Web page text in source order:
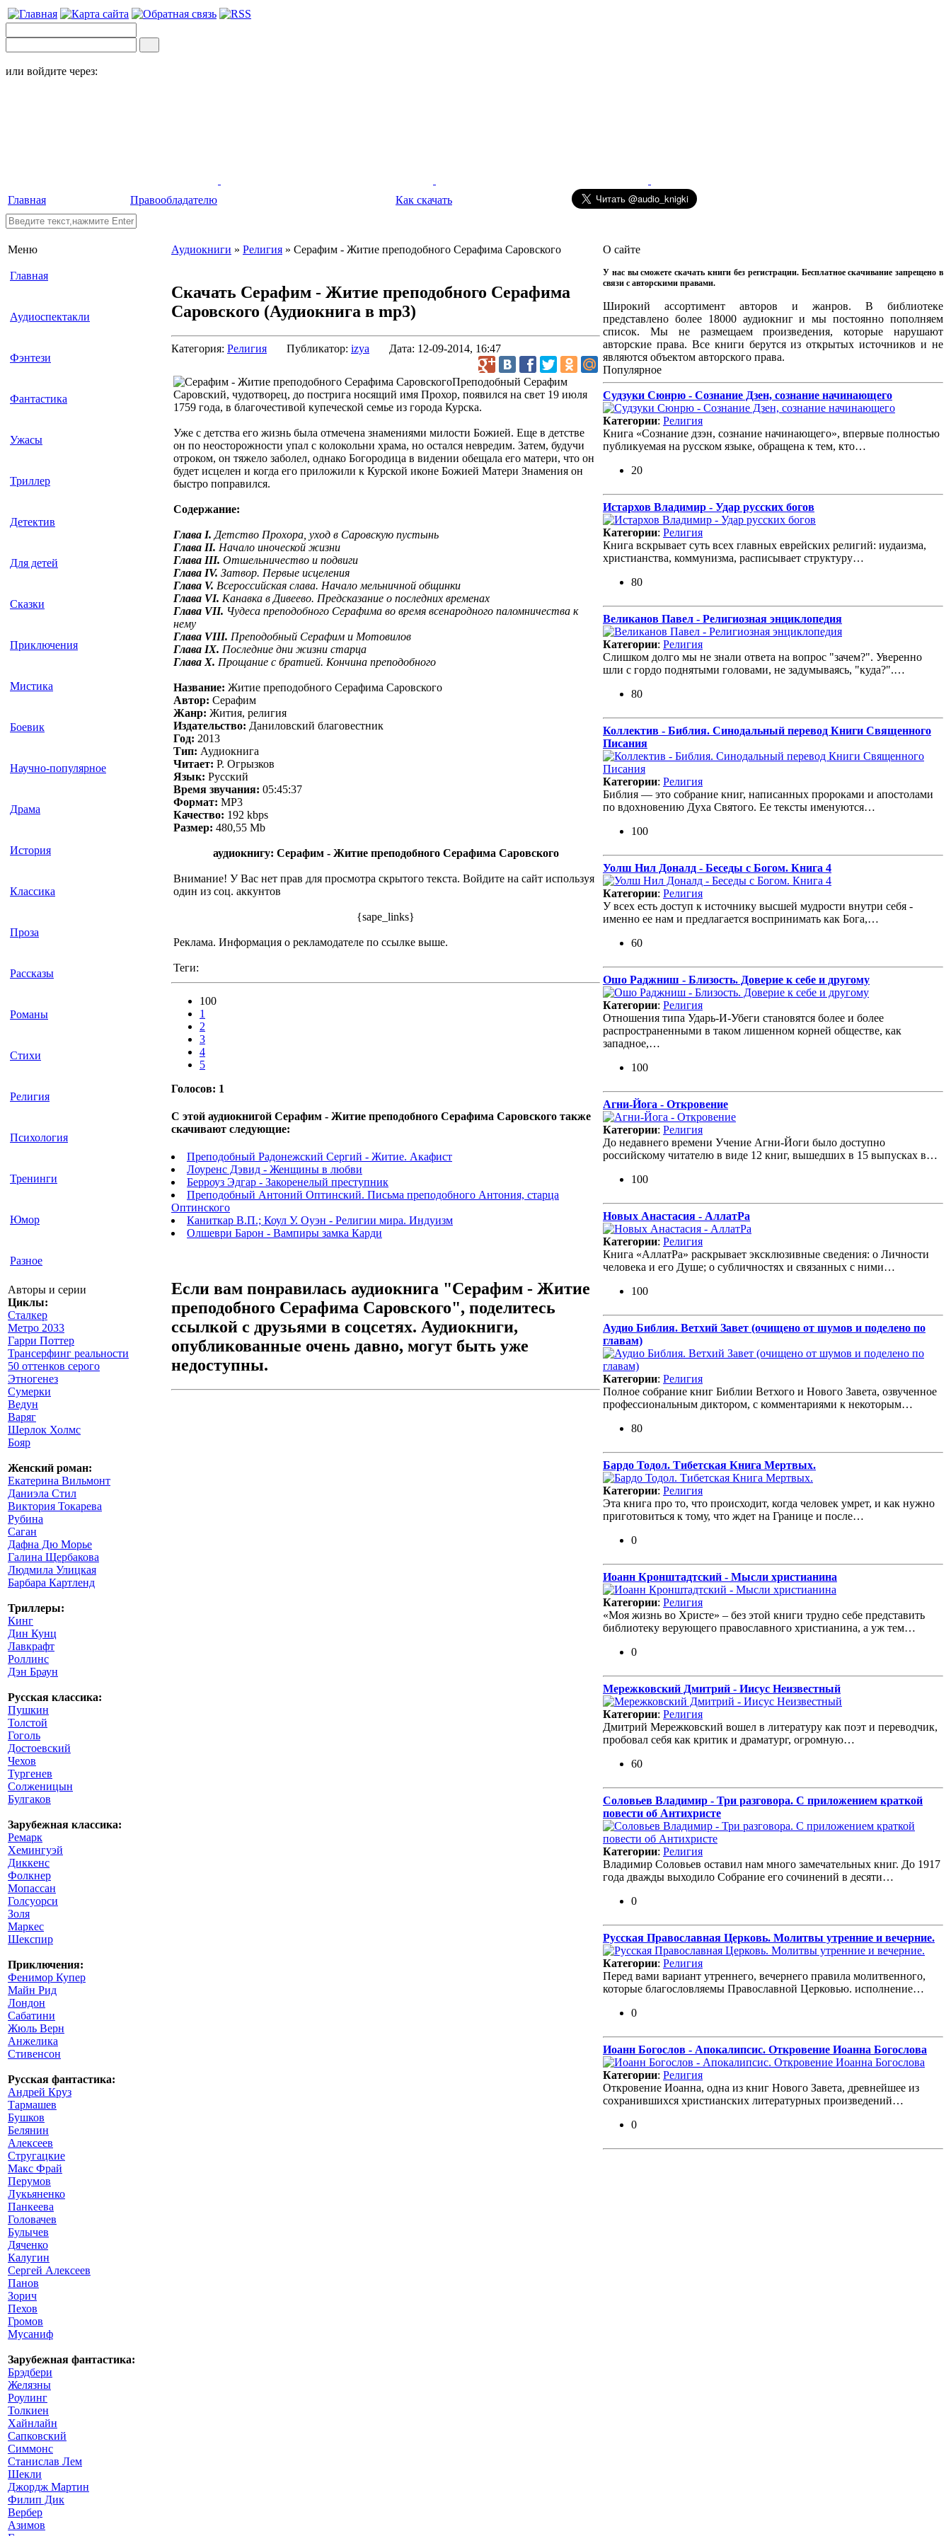
или войдите через:
Главная Правообладателю Как скачать
Меню
Главная
Аудиоспектакли
Фэнтези
Фантастика
Ужасы
Триллер
Детектив
Для детей
Сказки
Приключения
Мистика
Боевик
Научно-популярное
Драма
История
Классика
Проза
Рассказы
Романы
Стихи
Религия
Психология
Тренинги
Юмор
Разное
Авторы и серии
Циклы:
Сталкер
Метро 2033
Гарри Поттер
Трансерфинг реальности
50 оттенков серого
Этногенез
Сумерки
Ведун
Варяг
Шерлок Холмс
Бояр
Женский роман:
Екатерина Вильмонт
Даниэла Стил
Виктория Токарева
Рубина
Саган
Дафна Дю Морье
Галина Щербакова
Людмила Улицкая
Барбара Картленд
Триллеры:
Кинг
Дин Кунц
Лавкрафт
Роллинс
Дэн Браун
Русская классика:
Пушкин
Толстой
Гоголь
Достоевский
Чехов
Тургенев
Солженицын
Булгаков
Зарубежная классика:
Ремарк
Хемингуэй
Диккенс
Фолкнер
Мопассан
Голсуорси
Золя
Маркес
Шекспир
Приключения:
Фенимор Купер
Майн Рид
Лондон
Сабатини
Жюль Верн
Анжелика
Стивенсон
Русская фантастика:
Андрей Круз
Тармашев
Бушков
Белянин
Алексеев
Стругацкие
Макс Фрай
Перумов
Лукьяненко
Панкеева
Головачев
Булычев
Дяченко
Калугин
Сергей Алексеев
Панов
Зорич
Пехов
Громов
Мусаниф
Зарубежная фантастика:
Брэдбери
Желязны
Роулинг
Толкиен
Хайнлайн
Сапковский
Симмонс
Станислав Лем
Шекли
Джордж Мартин
Филип Дик
Вербер
Азимов
Аудиокниги » Религия » Серафим - Житие преподобного Серафима Саровского
Скачать Серафим - Житие преподобного Серафима
Саровского (Аудиокнига в mp3)
Категория: Религия Публикатор: izya Дата: 12-09-2014, 16:47
Преподобный Серафим
Саровский, чудотворец, до пострига носящий имя Прохор, появился на свет 19 июля
1759 года, в благочестивой купеческой семье из города Курска.
Уже с детства его жизнь была отмечена знамениями милости Божией. Еще в детстве
он по неосторожности упал с колокольни храма, но остался невредим. Затем, будучи
отроком, он тяжело заболел, однако Богородица в видении обещала его матери, что он
будет исцелен и когда его приложили к Курской иконе Божией Матери Знамения он
быстро поправился.
Содержание:
Глава I. Детство Прохора, уход в Саровскую пустынь
Глава II. Начало иноческой жизни
Глава III. Отшельничество и подвиги
Глава IV. Затвор. Первые исцеления
Глава V. Всероссийская слава. Начало мельничной общинки
Глава VI. Канавка в Дивеево. Предсказание о последних временах
Глава VII. Чудеса преподобного Серафима во время всенародного паломничества к
нему
Глава VIII. Преподобный Серафим и Мотовилов
Глава IX. Последние дни жизни старца
Глава X. Прощание с братией. Кончина преподобного
Название: Житие преподобного Серафима Саровского
Автор: Серафим
Жанр: Жития, религия
Издательство: Даниловский благовестник
Год: 2013
Тип: Аудиокнига
Читает: Р. Огрызков
Язык: Русский
Время звучания: 05:45:37
Формат: MP3
Качество: 192 kbps
Размер: 480,55 Mb
аудиокнигу: Серафим - Житие преподобного Серафима Саровского
Внимание! У Вас нет прав для просмотра скрытого текста. Войдите на сайт используя
один из соц. аккунтов
{sape_links}
Реклама. Информация о рекламодателе по ссылке выше.
Теги:
100
1
2
3
4
5
Голосов: 1
С этой аудиокнигой Серафим - Житие преподобного Серафима Саровского также
скачивают следующие:
Преподобный Радонежский Сергий - Житие. Акафист
Лоуренс Дэвид - Женщины в любви
Берроуз Эдгар - Закоренелый преступник
Преподобный Антоний Оптинский. Письма преподобного Антония, старца
Оптинского
Каниткар В.П.; Коул У. Оуэн - Религии мира. Индуизм
Олшеври Барон - Вампиры замка Карди
Если вам понравилась аудиокнига "Серафим - Житие
преподобного Серафима Саровского", поделитесь
ссылкой с друзьями в соцсетях. Аудиокниги,
опубликованные очень давно, могут быть уже
недоступны.
О сайте
У нас вы сможете скачать книги без регистрации. Бесплатное скачивание запрещено в
связи с авторскими правами.
Широкий ассортимент авторов и жанров. В библиотеке
представлено более 18000 аудиокниг и мы постоянно пополняем
список. Мы не размещаем произведения, которые нарушают
авторские права. Все книги берутся из открытых источников и не
являются объектом авторского права.
Популярное
Судзуки Сюнрю - Сознание Дзен, сознание начинающего
Категории: Религия
Книга «Сознание дзэн, сознание начинающего», впервые полностью
публикуемая на русском языке, обращена к тем, кто…
20
Истархов Владимир - Удар русских богов
Категории: Религия
Книга вскрывает суть всех главных еврейских религий: иудаизма,
христианства, коммунизма, расписывает структуру…
80
Великанов Павел - Религиозная энциклопедия
Категории: Религия
Слишком долго мы не знали ответа на вопрос "зачем?". Уверенно
шли с гордо поднятыми головами, не задумываясь, "куда?".…
80
Коллектив - Библия. Синодальный перевод Книги Священного
Писания
Категории: Религия
Библия — это собрание книг, написанных пророками и апостолами
по вдохновению Духа Святого. Ее тексты именуются…
100
Уолш Нил Доналд - Беседы с Богом. Книга 4
Категории: Религия
У всех есть доступ к источнику высшей мудрости внутри себя -
именно ее нам и предлагается воспринимать как Бога,…
60
Ошо Раджниш - Близость. Доверие к себе и другому
Категории: Религия
Отношения типа Ударь-И-Убеги становятся более и более
распространенными в таком лишенном корней обществе, как
западное,…
100
Агни-Йога - Откровение
Категории: Религия
До недавнего времени Учение Агни-Йоги было доступно
российскому читателю в виде 12 книг, вышедших в 15 выпусках в…
100
Новых Анастасия - АллатРа
Категории: Религия
Книга «АллатРа» раскрывает эксклюзивные сведения: о Личности
человека и его Душе; о субличностях и связанных с ними…
100
Аудио Библия. Ветхий Завет (очищено от шумов и поделено по
главам)
Категории: Религия
Полное собрание книг Библии Ветхого и Нового Завета, озвученное
профессиональным диктором, с комментариями к некоторым…
80
Бардо Тодол. Тибетская Книга Мертвых.
Категории: Религия
Эта книга про то, что происходит, когда человек умрет, и как нужно
приготовиться к тому, что ждет на Границе и после…
0
Иоанн Кронштадтский - Мысли христианина
Категории: Религия
«Моя жизнь во Христе» – без этой книги трудно себе представить
библиотеку верующего православного христианина, а уж тем…
0
Мережковский Дмитрий - Иисус Неизвестный
Категории: Религия
Дмитрий Мережковский вошел в литературу как поэт и переводчик,
пробовал себя как критик и драматург, огромную…
60
Соловьев Владимир - Три разговора. С приложением краткой
повести об Антихристе
Категории: Религия
Владимир Соловьев оставил нам много замечательных книг. До 1917
года дважды выходило Собрание его сочинений в десяти…
0
Русская Православная Церковь. Молитвы утренние и вечерние.
Категории: Религия
Перед вами вариант утреннего, вечернего правила молитвенного,
которые благословляемы Православной Церковью. исполнение…
0
Иоанн Богослов - Апокалипсис. Откровение Иоанна Богослова
Категории: Религия
Откровение Иоанна, одна из книг Нового Завета, древнейшее из
сохранившихся христианских литературных произведений…
0